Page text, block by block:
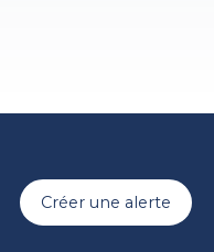
Créer une alerte